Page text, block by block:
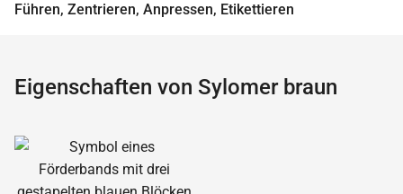
Führen, Zentrieren, Anpressen, Etikettieren
Eigenschaften von Sylomer braun